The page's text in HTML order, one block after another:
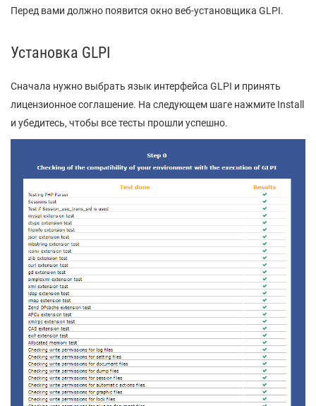
Перед вами должно появится окно веб-установщика GLPI.
Установка GLPI
Сначала нужно выбрать язык интерфейса GLPI и принять
лицензионное соглашение. На следующем шаге нажмите Install
и убедитесь, чтобы все тесты прошли успешно.